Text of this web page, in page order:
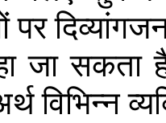
पर
जा सकता
विभिन्न